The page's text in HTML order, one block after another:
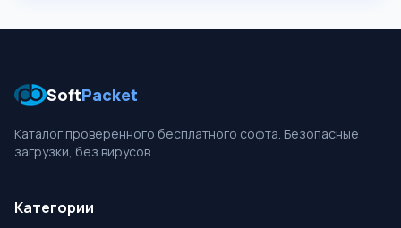
SoftPacket
Каталог проверенного бесплатного софта. Безопасные
загрузки, без вирусов.
Категории